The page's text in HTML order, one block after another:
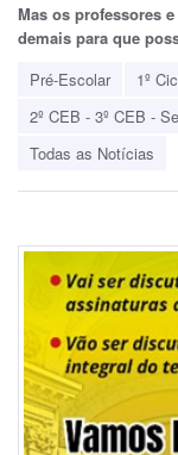
Mas os professores
demais para que
Pré-Escolar
1º
2º CEB - 3º CEB -
Todas as Notícias